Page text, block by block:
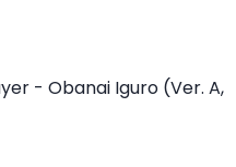
- Obanai Iguro (Ver. A,